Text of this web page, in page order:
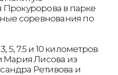
в парке
соревнования по
5, 7.5 и 10 километров.
Лисова из
Ретивова и